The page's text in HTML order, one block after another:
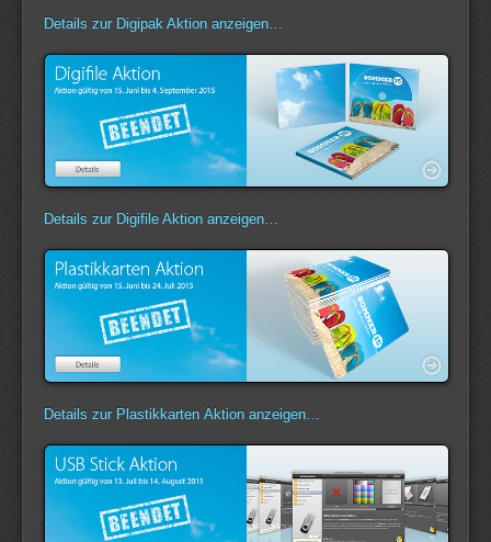
Details zur Digipak Aktion anzeigen…
Details zur Digifile Aktion anzeigen…
Details zur Plastikkarten Aktion anzeigen…